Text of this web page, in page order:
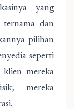
yang
ternama dan
pilihan
seperti
klien mereka
mereka